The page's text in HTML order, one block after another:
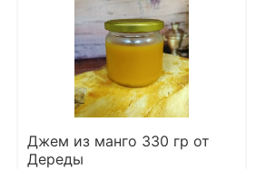
Джем из манго 330 гр от
Дереды